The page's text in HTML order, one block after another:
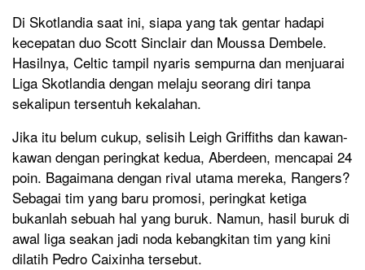
Di Skotlandia saat ini, siapa yang tak gentar hadapi
kecepatan duo Scott Sinclair dan Moussa Dembele.
Hasilnya, Celtic tampil nyaris sempurna dan menjuarai
Liga Skotlandia dengan melaju seorang diri tanpa
sekalipun tersentuh kekalahan.
Jika itu belum cukup, selisih Leigh Griffiths dan kawan-
kawan dengan peringkat kedua, Aberdeen, mencapai 24
poin. Bagaimana dengan rival utama mereka, Rangers?
Sebagai tim yang baru promosi, peringkat ketiga
bukanlah sebuah hal yang buruk. Namun, hasil buruk di
awal liga seakan jadi noda kebangkitan tim yang kini
dilatih Pedro Caixinha tersebut.